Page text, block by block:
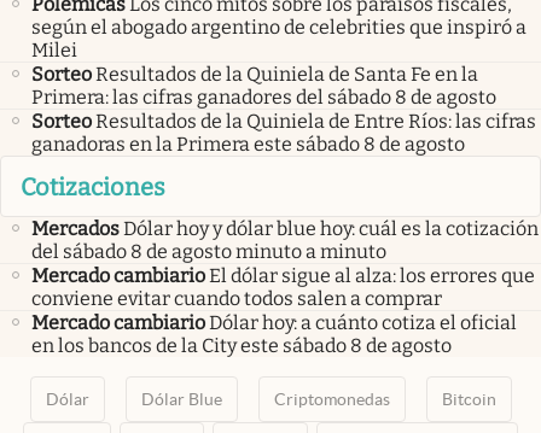
según el abogado argentino de celebrities que inspiró a
Milei
SorteoResultados de la Quiniela de Santa Fe en la
Primera: las cifras ganadores del sábado 8 de agosto
SorteoResultados de la Quiniela de Entre Ríos: las cifras
ganadoras en la Primera este sábado 8 de agosto
Cotizaciones
MercadosDólar hoy y dólar blue hoy: cuál es la cotización
del sábado 8 de agosto minuto a minuto
Mercado cambiarioEl dólar sigue al alza: los errores que
conviene evitar cuando todos salen a comprar
Mercado cambiarioDólar hoy: a cuánto cotiza el oficial
en los bancos de la City este sábado 8 de agosto
Dólar Dólar Blue Criptomonedas Bitcoin